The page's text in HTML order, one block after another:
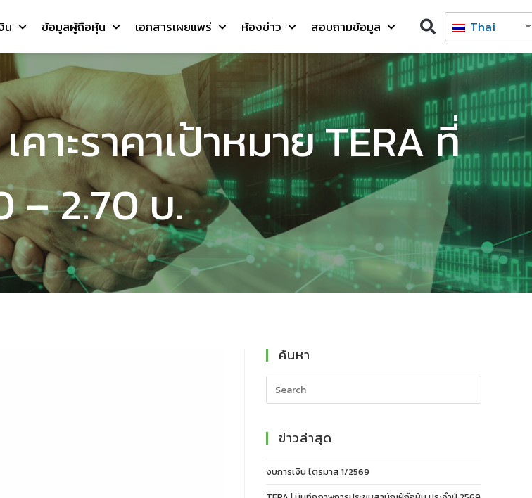
น ข้อมูลผู้ถือหุ้น เอกสารเผยแพร่ ห้องข่าว สอบถามข้อมูล Thai
าะราคาเป้าหมาย TERA ที่
– 2.70 บ.
ค้นหา
ข่าวล่าสุด
งบการเงิน ไตรมาส 1/2569